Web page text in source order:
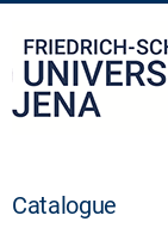
Catalogue